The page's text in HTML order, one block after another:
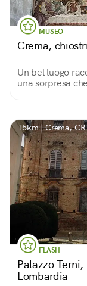
MUSEO
Crema,
Un bel luogo
una sorpresa
15km | Crema, CR
FLASH
Palazzo
Lombardia